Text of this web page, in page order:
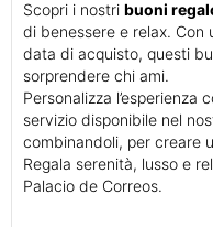
Scopri i nostri buoni
di benessere e relax. Con
data di acquisto, questi
sorprendere chi ami.
Personalizza l’esperienza
servizio disponibile nel
combinandoli, per creare
Regala serenità, lusso e
Palacio de Correos.